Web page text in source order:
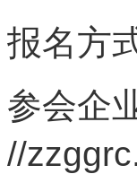
报名方
参会企
//